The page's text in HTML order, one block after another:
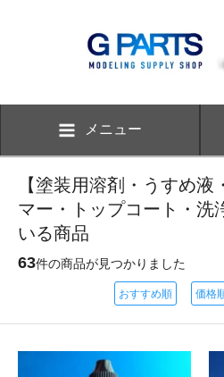
メニュー
【塗装用溶剤・うすめ
マー・トップコート・洗
いる商品
63件の商品が見つかりました
おすすめ順 価格